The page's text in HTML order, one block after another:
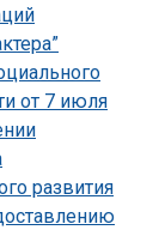
от 7 июля
развития